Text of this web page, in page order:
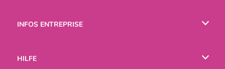
INFOS ENTREPRISE
HILFE